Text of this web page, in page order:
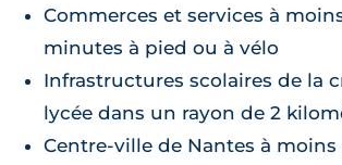
Commerces et services à
minutes à pied ou à vélo
Infrastructures scolaires de la
lycée dans un rayon de 2
Centre-ville de Nantes à moins